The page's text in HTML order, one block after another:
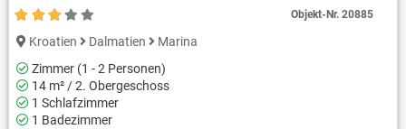
Kroatien Dalmatien
Marina
Zimmer (1 - 2 Personen)
14 m² / 2. Obergeschoss
1 Schlafzimmer
1 Badezimmer
Objekt-Nr.20885